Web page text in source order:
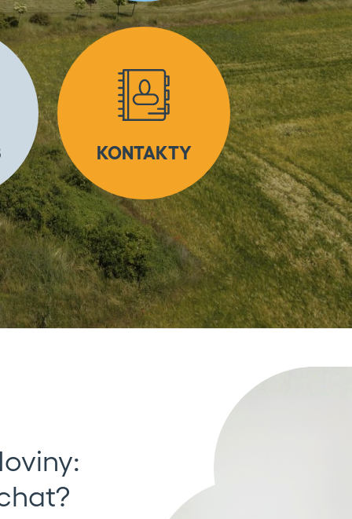
KONTAKTY